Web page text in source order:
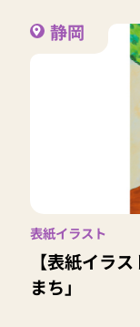
静岡
表紙イラスト
【表紙イラ
まち」